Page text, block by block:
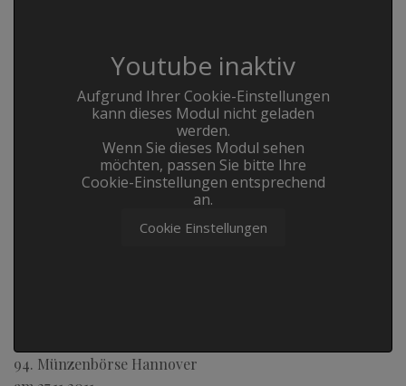
Youtube inaktiv
Aufgrund Ihrer Cookie-Einstellungen
kann dieses Modul nicht geladen
werden.
Wenn Sie dieses Modul sehen
möchten, passen Sie bitte Ihre
Cookie-Einstellungen entsprechend
an.
Cookie Einstellungen
94. Münzenbörse Hannover